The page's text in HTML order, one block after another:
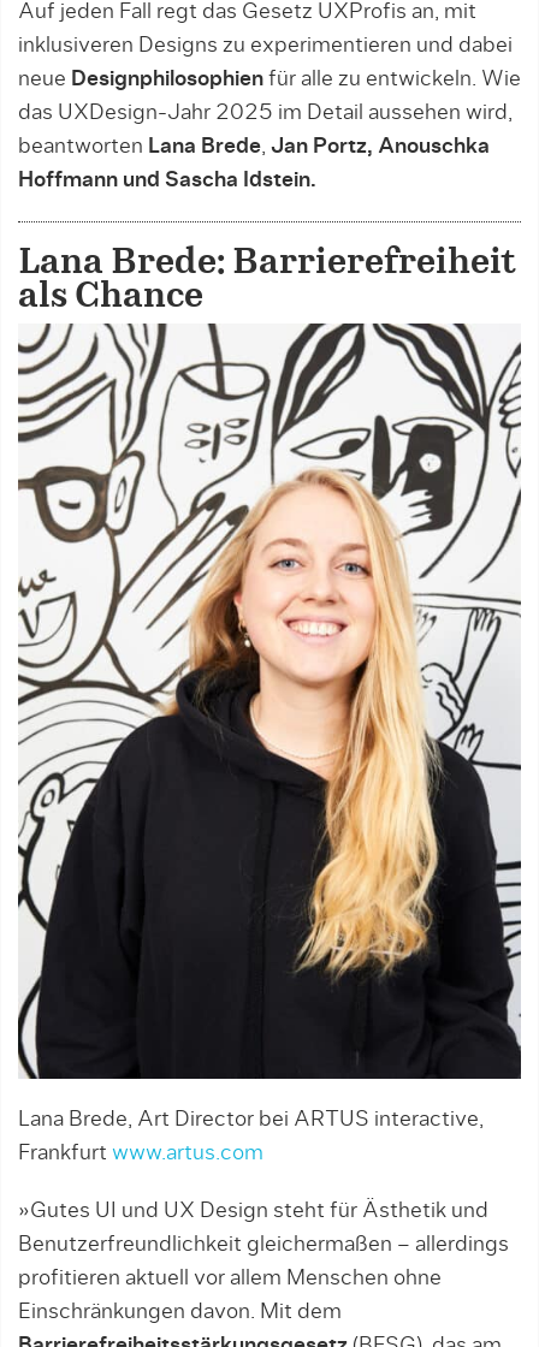
Auf jeden Fall regt das Gesetz UXProfis an, mit
inklusiveren Designs zu experimentieren und dabei
neue Designphilosophien für alle zu entwickeln. Wie
das UXDesign-Jahr 2025 im Detail aussehen wird,
beantworten Lana Brede, Jan Portz, Anouschka
Hoffmann und Sascha Idstein.
Lana Brede: Barrierefreiheit
als Chance
Lana Brede, Art Director bei ARTUS interactive,
Frankfurt www.artus.com
»Gutes UI und UX Design steht für Ästhetik und
Benutzerfreundlichkeit gleichermaßen – allerdings
profitieren aktuell vor allem Menschen ohne
Einschränkungen davon. Mit dem